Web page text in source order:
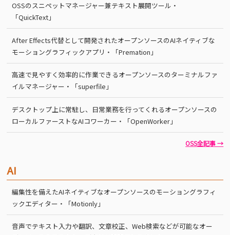
OSSのスニペットマネージャー兼テキスト展開ツール・
「QuickText」
After Effects代替として開発されたオープンソースのAIネイティブな
モーショングラフィックアプリ・「Premation」
高速で見やすく効率的に作業できるオープンソースのターミナルファ
イルマネージャー・「superfile」
デスクトップ上に常駐し、日常業務を行ってくれるオープンソースの
ローカルファーストなAIコワーカー・「OpenWorker」
OSS全記事 →
AI
編集性を備えたAIネイティブなオープンソースのモーショングラフィ
ックエディター・「Motionly」
音声でテキスト入力や翻訳、文章校正、Web検索などが可能なオー